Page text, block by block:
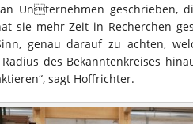
Unternehmen geschrieben,
sie mehr Zeit in Recherchen
genau darauf zu achten,
des Bekanntenkreises
sagt Hoffrichter.